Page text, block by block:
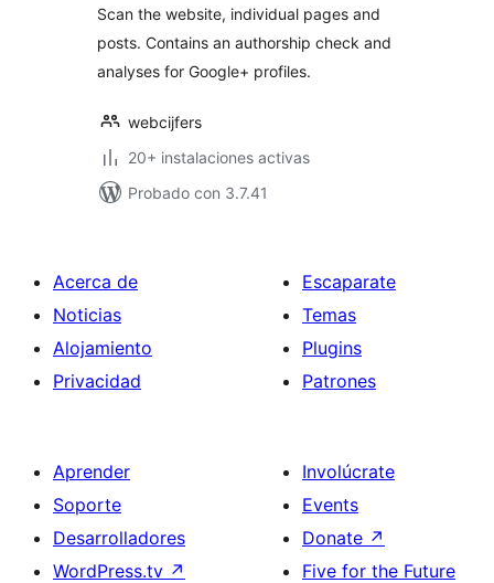
Scan the website, individual pages and
posts. Contains an authorship check and
analyses for Google+ profiles.
webcijfers
20+ instalaciones activas
Probado con 3.7.41
Acerca de
Noticias
Alojamiento
Privacidad
Escaparate
Temas
Plugins
Patrones
Aprender
Soporte
Desarrolladores
WordPress.tv ↗
Involúcrate
Events
Donate ↗
Five for the Future